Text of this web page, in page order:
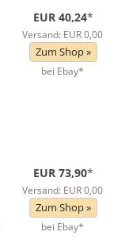
EUR 40,24*
Versand: EUR 0,00
Zum Shop »
bei Ebay*
EUR 73,90*
Versand: EUR 0,00
Zum Shop »
bei Ebay*